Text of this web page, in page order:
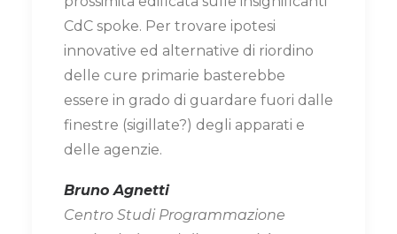
CdC spoke. Per trovare ipotesi
innovative ed alternative di riordino
delle cure primarie basterebbe
essere in grado di guardare fuori dalle
finestre (sigillate?) degli apparati e
delle agenzie.
Bruno Agnetti
Centro Studi Programmazione